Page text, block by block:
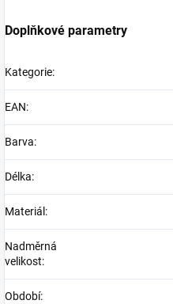
Doplňkové parametry
Kategorie:
EAN:
Barva:
Délka:
Materiál :
Nadměrná
velikost:
Období: